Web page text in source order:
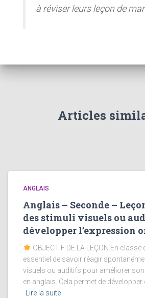
à réviser leurs leçon de
Articles
ANGLAIS
Anglais – Seconde –
des stimuli visuels ou
développer l’expression
OBJECTIF DE LA LEÇON En
essentiel de savoir réagir
visuels ou auditifs pour améliorer
en anglais. Cela permet de
Lire la suite